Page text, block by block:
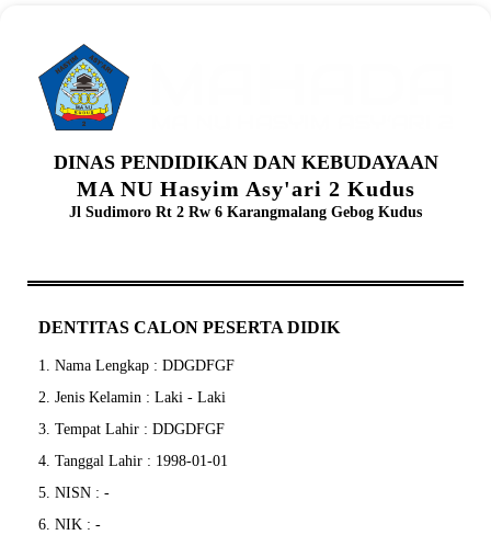
DINAS PENDIDIKAN DAN KEBUDAYAAN
MA NU Hasyim Asy'ari 2 Kudus
Jl Sudimoro Rt 2 Rw 6 Karangmalang Gebog Kudus
DENTITAS CALON PESERTA DIDIK
1. Nama Lengkap : DDGDFGF
2. Jenis Kelamin : Laki - Laki
3. Tempat Lahir : DDGDFGF
4. Tanggal Lahir : 1998-01-01
5. NISN : -
6. NIK : -